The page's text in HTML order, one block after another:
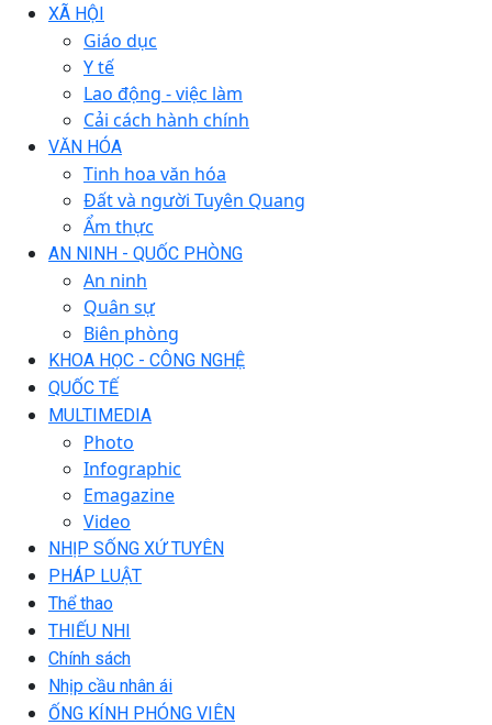
XÃ HỘI
Giáo dục
Y tế
Lao động - việc làm
Cải cách hành chính
VĂN HÓA
Tinh hoa văn hóa
Đất và người Tuyên Quang
Ẩm thực
AN NINH - QUỐC PHÒNG
An ninh
Quân sự
Biên phòng
KHOA HỌC - CÔNG NGHỆ
QUỐC TẾ
MULTIMEDIA
Photo
Infographic
Emagazine
Video
NHỊP SỐNG XỨ TUYÊN
PHÁP LUẬT
Thể thao
THIẾU NHI
Chính sách
Nhịp cầu nhân ái
ỐNG KÍNH PHÓNG VIÊN